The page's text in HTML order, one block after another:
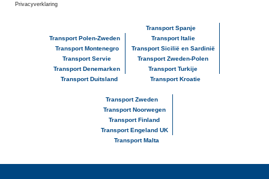
Privacyverklaring
Transport Polen-Zweden
Transport Montenegro
Transport Servie
Transport Denemarken
Transport Duitsland
Transport Spanje
Transport Italie
Transport Sicilië en Sardinië
Transport Zweden-Polen
Transport Turkije
Transport Kroatie
Transport Zweden
Transport Noorwegen
Transport Finland
Transport Engeland UK
Transport Malta